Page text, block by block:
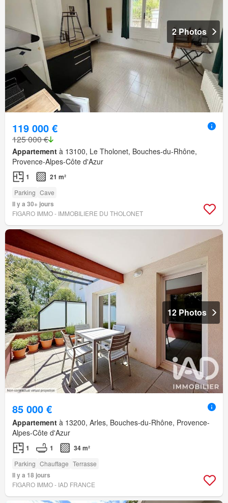
2 Photos
119 000 €
125 000 €
Appartement à 13100, Le Tholonet, Bouches-du-Rhône,
Provence-Alpes-Côte d'Azur
1 21 m²
Parking Cave
Il y a 30+ jours
FIGARO IMMO - IMMOBILIERE DU THOLONET
12 Photos
85 000 €
Appartement à 13200, Arles, Bouches-du-Rhône, Provence-
Alpes-Côte d'Azur
1 1 34 m²
Parking Chauffage Terrasse
Il y a 18 jours
FIGARO IMMO - IAD FRANCE